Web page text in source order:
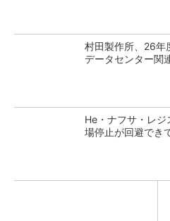
村田製作所、26
データセンター関
He・ナフサ・レ
場停止が回避でき